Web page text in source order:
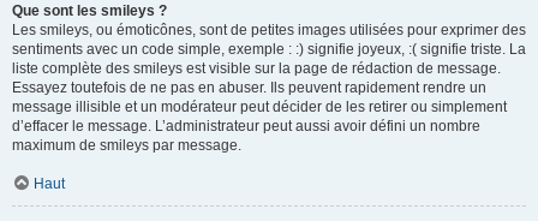
Que sont les smileys ?
Les smileys, ou émoticônes, sont de petites images utilisées pour exprimer des
sentiments avec un code simple, exemple : :) signifie joyeux, :( signifie triste. La
liste complète des smileys est visible sur la page de rédaction de message.
Essayez toutefois de ne pas en abuser. Ils peuvent rapidement rendre un
message illisible et un modérateur peut décider de les retirer ou simplement
d’effacer le message. L’administrateur peut aussi avoir défini un nombre
maximum de smileys par message.
Haut